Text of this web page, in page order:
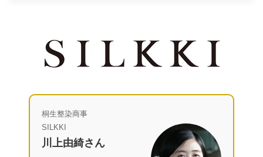
桐生整染商事
SILKKI
川上由綺さん